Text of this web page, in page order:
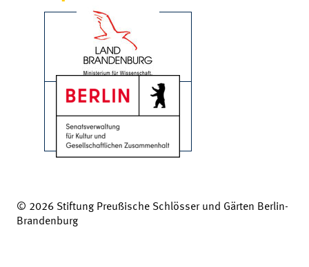
© 2026 Stiftung Preußische Schlösser und Gärten Berlin-
Brandenburg